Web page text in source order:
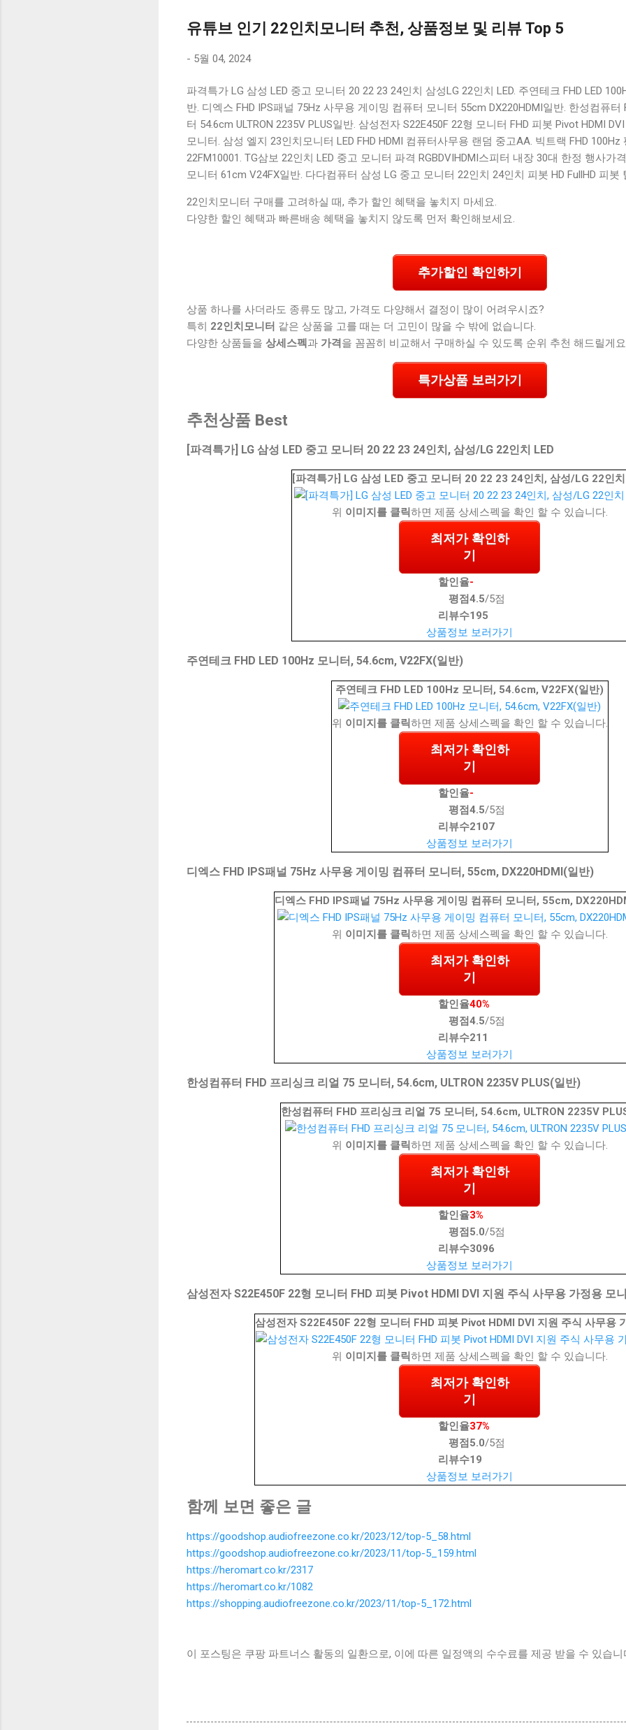
유튜브 인기 22인치모니터 추천, 상품정보 및 리뷰 Top 5
- 5월 04, 2024
파격특가 LG 삼성 LED 중고 모니터 20 22 23 24인치 삼성LG 22인치 LED. 주연테크 FHD LED
반. 디엑스 FHD IPS패널 75Hz 사무용 게이밍 컴퓨터 모니터 55cm DX220HDMI일반. 한성컴퓨
터 54.6cm ULTRON 2235V PLUS일반. 삼성전자 S22E450F 22형 모니터 FHD 피봇 Pivot HDMI
모니터. 삼성 엘지 23인치모니터 LED FHD HDMI 컴퓨터사무용 랜덤 중고AA. 빅트랙 FHD
22FM10001. TG삼보 22인치 LED 중고 모니터 파격 RGBDVIHDMI스피터 내장 30대 한정 행사가
모니터 61cm V24FX일반. 다다컴퓨터 삼성 LG 중고 모니터 22인치 24인치 피봇 HD FullHD 피봇
22인치모니터 구매를 고려하실 때, 추가 할인 혜택을 놓치지 마세요.
다양한 할인 혜택과 빠른배송 혜택을 놓치지 않도록 먼저 확인해보세요.
추가할인 확인하기
상품 하나를 사더라도 종류도 많고, 가격도 다양해서 결정이 많이 어려우시죠?
특히 22인치모니터 같은 상품을 고를 때는 더 고민이 많을 수 밖에 없습니다.
다양한 상품들을 상세스펙 과 가격 을 꼼꼼히 비교해서 구매하실 수 있도록 순위 추천 해드릴게
특가상품 보러가기
추천상품 Best
[파격특가] LG 삼성 LED 중고 모니터 20 22 23 24인치, 삼성/LG 22인치 LED
[파격특가] LG 삼성 LED 중고 모니터 20 22 23 24인치, 삼성/LG 22인
위 이미지를 클릭하면 제품 상세스펙을 확인 할 수 있습니다.
최저가 확인하
기
할인율-
평점4.5/5점
리뷰수195
상품정보 보러가기
주연테크 FHD LED 100Hz 모니터, 54.6cm, V22FX(일반)
주연테크 FHD LED 100Hz 모니터, 54.6cm, V22FX(일반)
위 이미지를 클릭하면 제품 상세스펙을 확인 할 수 있습니다.
최저가 확인하
기
할인율-
평점4.5/5점
리뷰수2107
상품정보 보러가기
디엑스 FHD IPS패널 75Hz 사무용 게이밍 컴퓨터 모니터, 55cm, DX220HDMI(일반)
디엑스 FHD IPS패널 75Hz 사무용 게이밍 컴퓨터 모니터, 55cm,
위 이미지를 클릭하면 제품 상세스펙을 확인 할 수 있습니다.
최저가 확인하
기
할인율40%
평점4.5/5점
리뷰수211
상품정보 보러가기
한성컴퓨터 FHD 프리싱크 리얼 75 모니터, 54.6cm, ULTRON 2235V PLUS(일반)
한성컴퓨터 FHD 프리싱크 리얼 75 모니터, 54.6cm, ULTRON 2235V
위 이미지를 클릭하면 제품 상세스펙을 확인 할 수 있습니다.
최저가 확인하
기
할인율3%
평점 5.0/5점
리뷰수3096
상품정보 보러가기
삼성전자 S22E450F 22형 모니터 FHD 피봇 Pivot HDMI DVI 지원 주식 사무용 가정용 모
삼성전자 S22E450F 22형 모니터 FHD 피봇 Pivot HDMI DVI 지원 주식 사무용
위 이미지를 클릭하면 제품 상세스펙을 확인 할 수 있습니다.
최저가 확인하
기
할인율37%
평점 5.0/5점
리뷰수19
상품정보 보러가기
함께 보면 좋은 글
https://goodshop.audiofreezone.co.kr/2023/12/top-5_58.html
https://goodshop.audiofreezone.co.kr/2023/11/top-5_159.html
https://heromart.co.kr/2317
https://heromart.co.kr/1082
https://shopping.audiofreezone.co.kr/2023/11/top-5_172.html
이 포스팅은 쿠팡 파트너스 활동의 일환으로, 이에 따른 일정액의 수수료를 제공 받을 수 있습니